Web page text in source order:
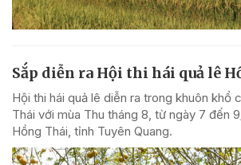
Sắp diễn ra Hội thi hái quả lê
Hội thi hái quả lê diễn ra trong khuôn khổ
Thái với mùa Thu tháng 8, từ ngày 7 đến
Hồng Thái, tỉnh Tuyên Quang.